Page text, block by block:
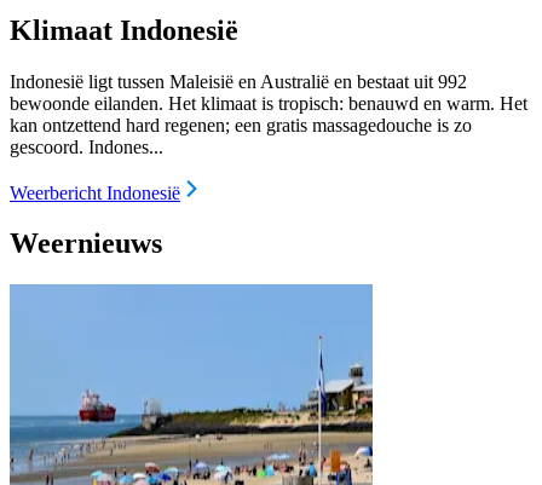
Klimaat Indonesië
Indonesië ligt tussen Maleisië en Australië en bestaat uit 992
bewoonde eilanden. Het klimaat is tropisch: benauwd en warm. Het
kan ontzettend hard regenen; een gratis massagedouche is zo
gescoord. Indones...
Weerbericht Indonesië
Weernieuws